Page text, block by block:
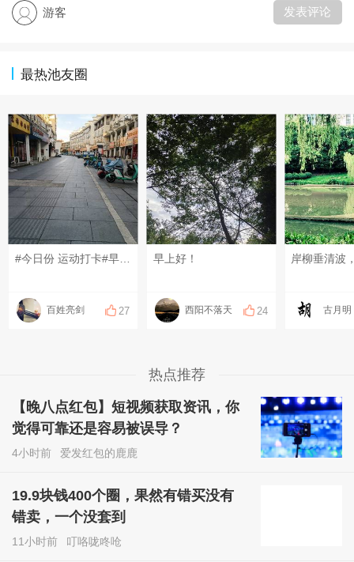
游客 发表评论
最热池友圈
#今日份 运动打卡#早上好！
百姓亮剑 27
早上好！
西阳不落天 24 古月明
热点推荐
【晚八点红包】短视频获取资讯，你
觉得可靠还是容易被误导？
4小时前 爱发红包的鹿鹿
19.9块钱400个圈，果然有错买没有
错卖，一个没套到
11小时前 叮咯咙咚呛